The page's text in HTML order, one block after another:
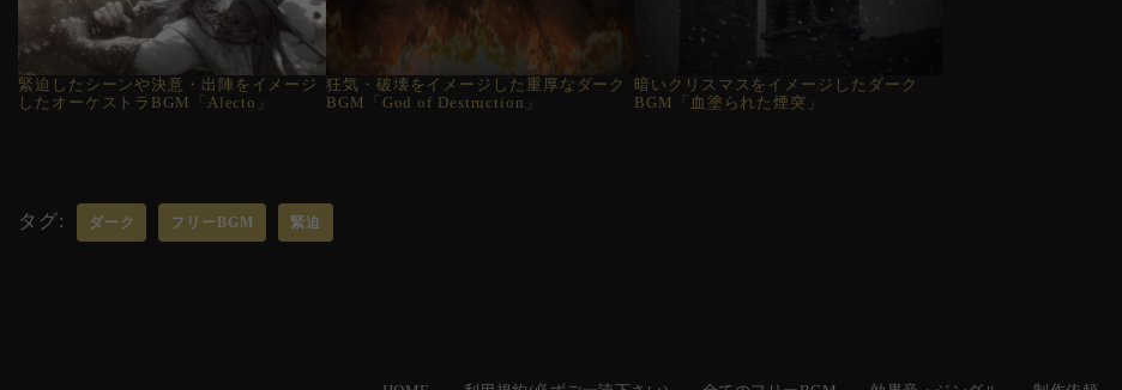
緊迫したシーンや決意・出陣をイメージ
したオーケストラBGM「Alecto」
狂気・破壊をイメージした重厚なダーク
BGM「God of Destruction」
暗いクリスマスをイメージしたダーク
BGM「血塗られた煙突」
タグ: ダーク フリーBGM 緊迫